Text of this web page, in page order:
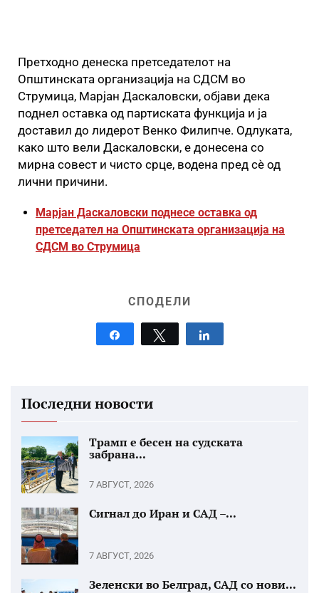
Претходно денеска претседателот на
Општинската организација на СДСМ во
Струмица, Марјан Даскаловски, објави дека
поднел оставка од партиската функција и ја
доставил до лидерот Венко Филипче. Одлуката,
како што вели Даскаловски, е донесена со
мирна совест и чисто срце, водена пред сè од
лични причини.
Марјан Даскаловски поднесе оставка од
претседател на Општинската организација на
СДСМ во Струмица
СПОДЕЛИ
Tweet
Последни новости
Трамп е бесен на судската
забрана...
7 АВГУСТ, 2026
Сигнал до Иран и САД –...
7 АВГУСТ, 2026
Зеленски во Белград, САД со нови...